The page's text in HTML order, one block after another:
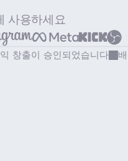
사용하세요
창출이 승인되었습니다